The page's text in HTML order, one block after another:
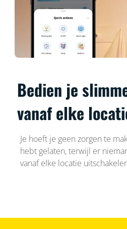
Bedien je
vanaf elke
Je hoeft je geen zorgen te
hebt gelaten, terwijl er
vanaf elke locatie